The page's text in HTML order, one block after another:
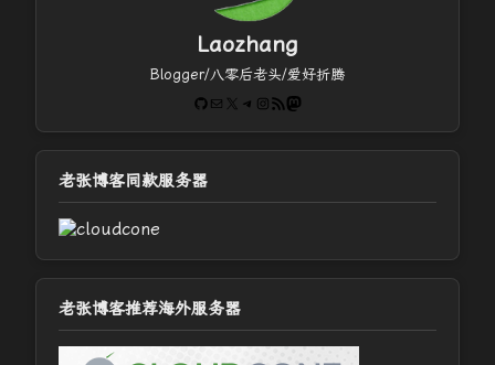
Laozhang
Blogger/八零后老头/爱好折腾
GitHub
电子邮件 X Telegram
Instagram
RSS FeedMastodon
老张博客同款服务器
老张博客推荐海外服务器